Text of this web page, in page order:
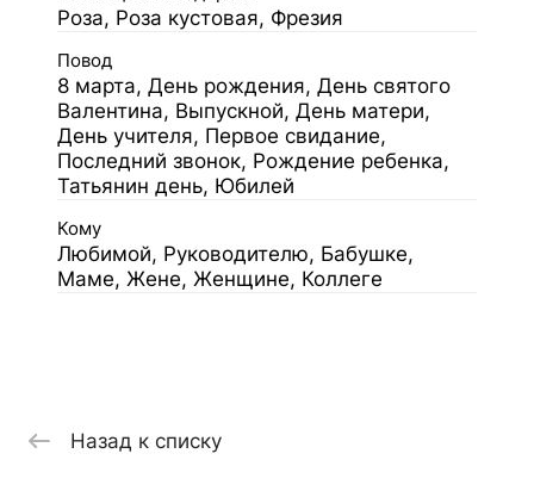
Роза, Роза кустовая, Фрезия
Повод
8 марта, День рождения, День святого
Валентина, Выпускной, День матери,
День учителя, Первое свидание,
Последний звонок, Рождение ребенка,
Татьянин день, Юбилей
Кому
Любимой, Руководителю, Бабушке,
Маме, Жене, Женщине, Коллеге
Назад к списку